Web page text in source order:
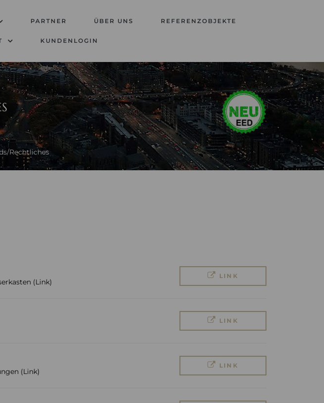
PARTNER ÜBER UNS REFERENZOBJEKTE
KUNDENLOGIN
Rechtliches
(Link)
LINK
LINK
(Link)
LINK